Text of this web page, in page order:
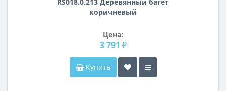
коричневый
Цена:
3 791 ₽
Купить